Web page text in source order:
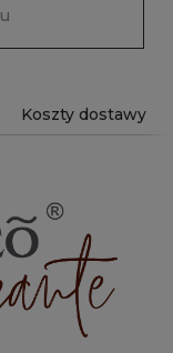
Koszty dostawy